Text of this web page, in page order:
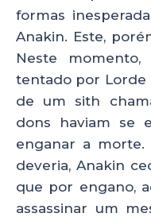
formas
Anakin. Este,
Neste
tentado por Lorde
de um sith
dons haviam se
enganar a
deveria, Anakin
que por engano,
assassinar um